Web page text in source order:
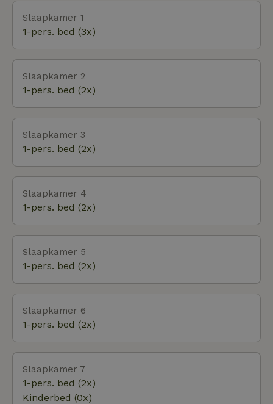
waar eventueel een kampvuurtje gemaakt mag
worden. Dit natuurhuis is ook voor 20 personen te
boeken huiscode 28368
safaripark en brocantes.
Slaapkamer 1
1-pers. bed (3x)
Slaapkamer 2
1-pers. bed (2x)
Slaapkamer 3
1-pers. bed (2x)
Slaapkamer 4
1-pers. bed (2x)
Slaapkamer 5
1-pers. bed (2x)
Slaapkamer 6
1-pers. bed (2x)
Slaapkamer 7
1-pers. bed (2x)
Kinderbed (0x)